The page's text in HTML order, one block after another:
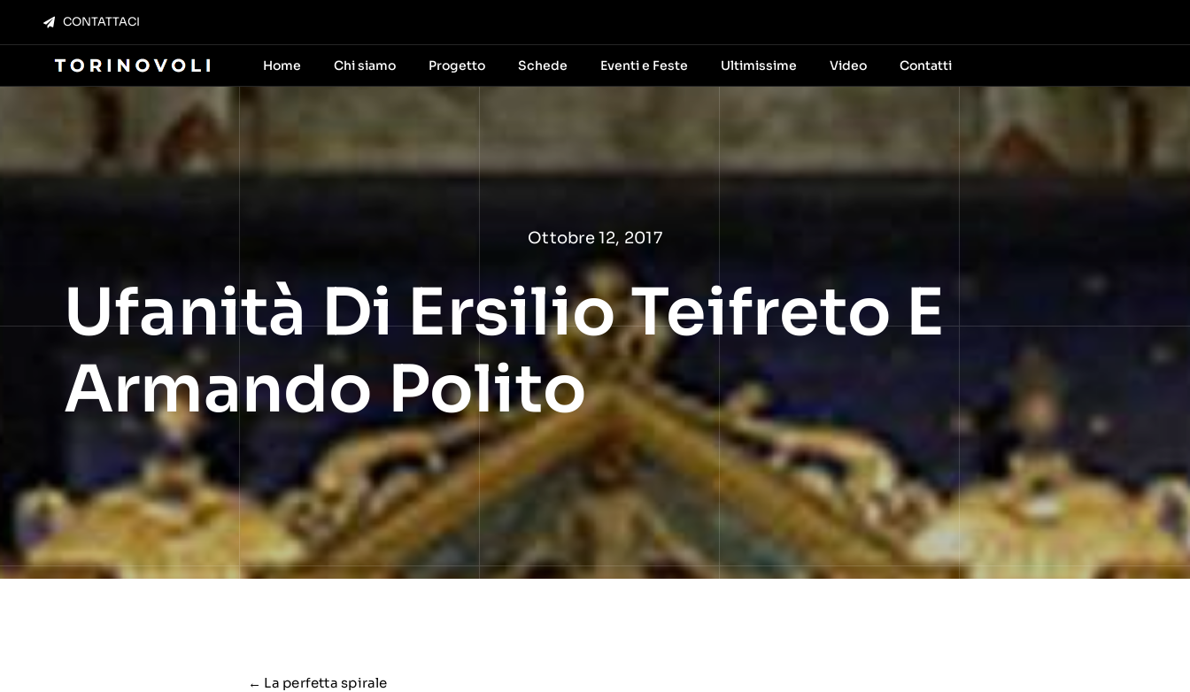
contenuto
CONTATTACI
Home Chi siamo Progetto Schede Eventi e Feste Ultimissime Video Contatti
Ottobre 12, 2017
Ufanità Di Ersilio Teifreto E
Armando Polito
← La perfetta spirale